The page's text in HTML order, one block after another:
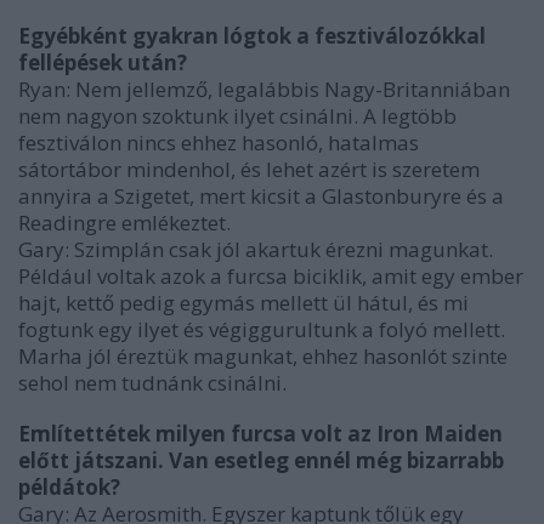
Egyébként gyakran lógtok a fesztiválozókkal
fellépések után?
Ryan: Nem jellemző, legalábbis Nagy-Britanniában
nem nagyon szoktunk ilyet csinálni. A legtöbb
fesztiválon nincs ehhez hasonló, hatalmas
sátortábor mindenhol, és lehet azért is szeretem
annyira a Szigetet, mert kicsit a Glastonburyre és a
Readingre emlékeztet.
Gary: Szimplán csak jól akartuk érezni magunkat.
Például voltak azok a furcsa biciklik, amit egy ember
hajt, kettő pedig egymás mellett ül hátul, és mi
fogtunk egy ilyet és végiggurultunk a folyó mellett.
Marha jól éreztük magunkat, ehhez hasonlót szinte
sehol nem tudnánk csinálni.
Említettétek milyen furcsa volt az Iron Maiden
előtt játszani. Van esetleg ennél még bizarrabb
példátok?
Gary: Az Aerosmith. Egyszer kaptunk tőlük egy